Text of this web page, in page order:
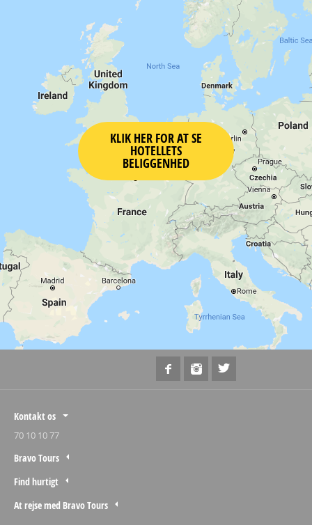
KLIK HER FOR AT SE
HOTELLETS
BELIGGENHED
Kontakt os
70 10 10 77
Bravo Tours
Find hurtigt
At rejse med Bravo Tours